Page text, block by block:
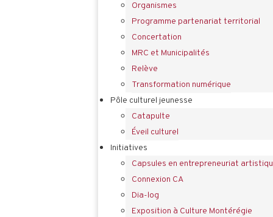
Organismes
Programme partenariat territorial
Concertation
MRC et Municipalités
Relève
Transformation numérique
Pôle culturel jeunesse
Catapulte
Éveil culturel
Initiatives
Capsules en entrepreneuriat
Connexion CA
Dia-log
Exposition à Culture Montérégie